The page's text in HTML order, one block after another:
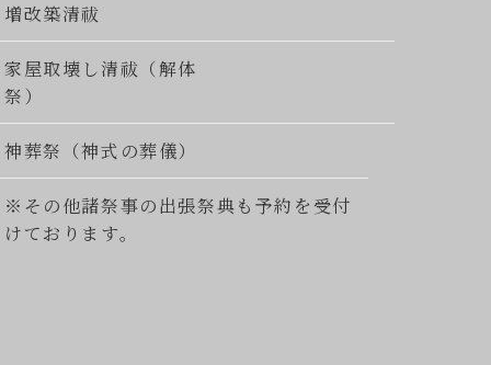
増改築清祓
家屋取壊し清祓（解体
祭）
神葬祭（神式の葬儀）
※その他諸祭事の出張祭典も予約を受付
けております。